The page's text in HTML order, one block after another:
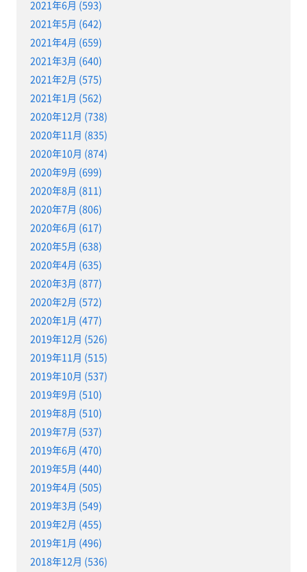
2021年6月 (593)
2021年5月 (642)
2021年4月 (659)
2021年3月 (640)
2021年2月 (575)
2021年1月 (562)
2020年12月 (738)
2020年11月 (835)
2020年10月 (874)
2020年9月 (699)
2020年8月 (811)
2020年7月 (806)
2020年6月 (617)
2020年5月 (638)
2020年4月 (635)
2020年3月 (877)
2020年2月 (572)
2020年1月 (477)
2019年12月 (526)
2019年11月 (515)
2019年10月 (537)
2019年9月 (510)
2019年8月 (510)
2019年7月 (537)
2019年6月 (470)
2019年5月 (440)
2019年4月 (505)
2019年3月 (549)
2019年2月 (455)
2019年1月 (496)
2018年12月 (536)